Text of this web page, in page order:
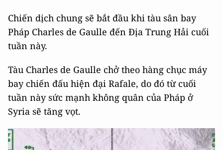
Chiến dịch chung sẽ bắt đầu khi tàu sân bay
Pháp Charles de Gaulle đến Địa Trung Hải cuối
tuần này.
Tàu Charles de Gaulle chở theo hàng chục máy
bay chiến đấu hiện đại Rafale, do đó từ cuối
tuần này sức mạnh không quân của Pháp ở
Syria sẽ tăng vọt.